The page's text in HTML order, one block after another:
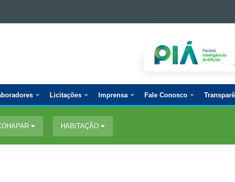
Licitações Imprensa Fale Conosco
HABITAÇÃO